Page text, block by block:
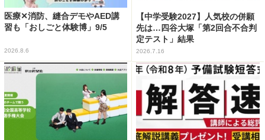
医療✕消防、縫合デモやAED講
習も「おしごと体験博」9/5
2026.8.6
【中学受験2027】人気校の併願
先は…四谷大塚「第2回合不合判
定テスト」結果
2026.7.16